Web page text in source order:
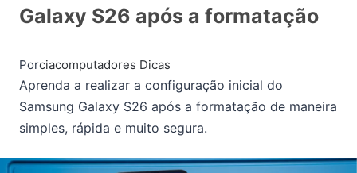
Galaxy S26 após a formatação
Porciacomputadores Dicas
Aprenda a realizar a configuração inicial do
Samsung Galaxy S26 após a formatação de maneira
simples, rápida e muito segura.